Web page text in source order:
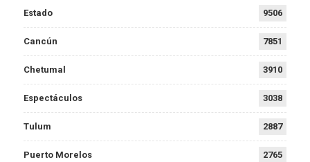
Estado 9506
Cancún 7851
Chetumal 3910
Espectáculos 3038
Tulum 2887
Puerto Morelos 2765